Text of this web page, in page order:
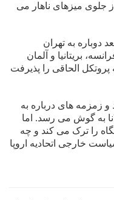
جلوى ميزهاى ناهار مى
دوباره به تهران
بريتانيا و آلمان
پروتکل الحاقى را پذيرفت
و زمزمه های درباره به
به گوش می رسد. اما
را ترک می کند و چه
خارجی اتحادیه اروپا